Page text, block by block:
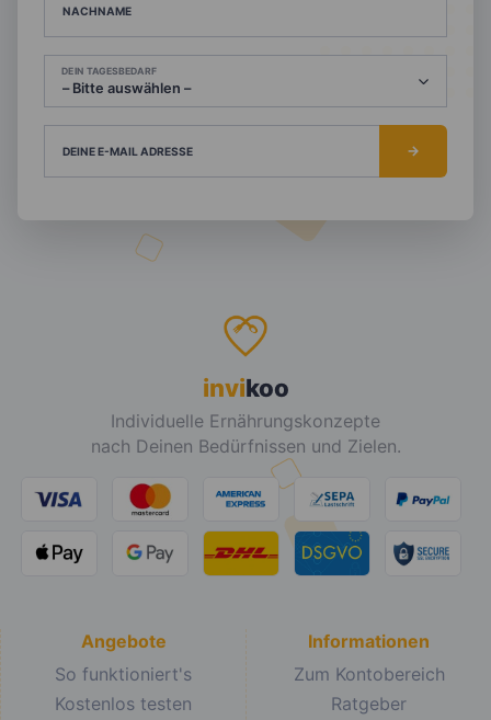
NACHNAME
DEIN TAGESBEDARF
DEINE E-MAIL ADRESSE
invikoo
Individuelle Ernährungskonzepte
nach Deinen Bedürfnissen und Zielen.
Angebote
So funktioniert's
Kostenlos testen
Informationen
Zum Kontobereich
Ratgeber